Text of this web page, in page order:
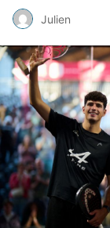
Julien